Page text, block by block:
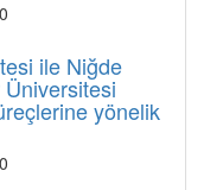
ile Niğde
yönelik